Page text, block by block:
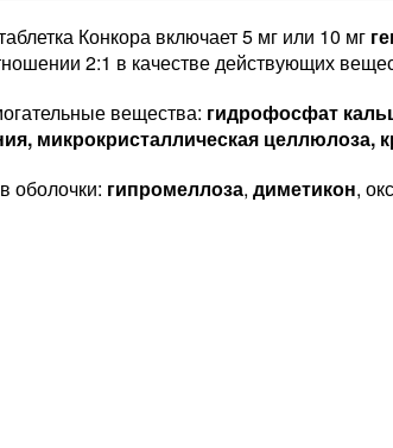
Конкора включает 5 мг или 10 мг
2:1 в качестве действующих
вещества: гидрофосфат
микрокристаллическая целлюлоза,
оболочки: гипромеллоза,диметикон,